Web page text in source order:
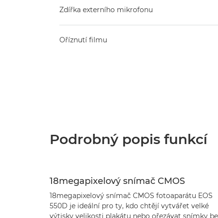
Zdířka externího mikrofonu
Oříznutí filmu
Podrobný popis funkcí
18megapixelový snímač CMOS
18megapixelový snímač CMOS fotoaparátu EOS
550D je ideální pro ty, kdo chtějí vytvářet velké
výtisky velikosti plakátu nebo ořezávat snímky